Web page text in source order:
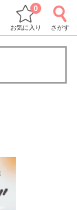
お気に入り
0
さがす